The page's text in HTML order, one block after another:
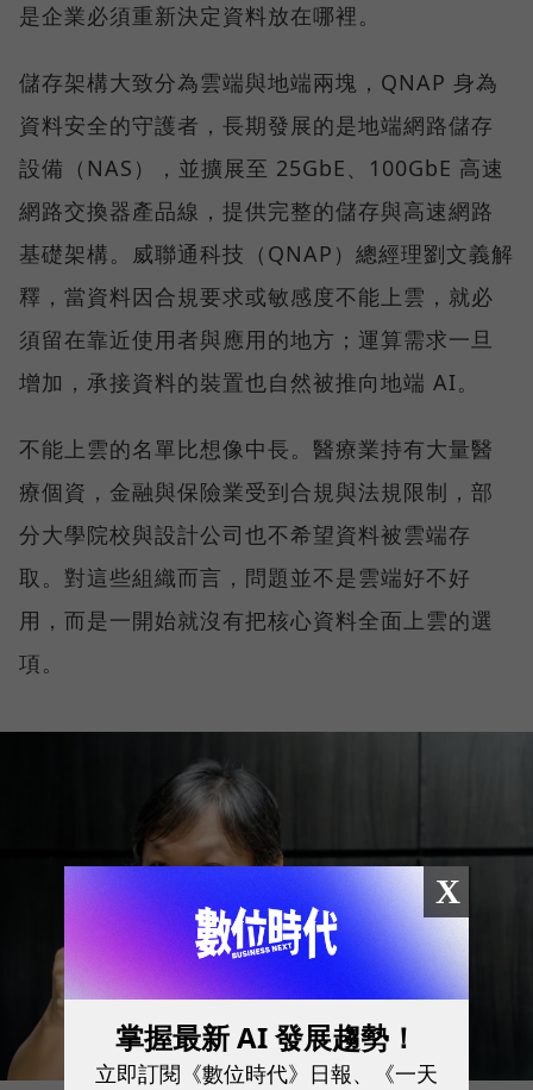
是企業必須重新決定資料放在哪裡。
儲存架構大致分為雲端與地端兩塊，QNAP 身為
資料安全的守護者，長期發展的是地端網路儲存
設備（NAS），並擴展至 25GbE、100GbE 高速
網路交換器產品線，提供完整的儲存與高速網路
基礎架構。威聯通科技（QNAP）總經理劉文義解
釋，當資料因合規要求或敏感度不能上雲，就必
須留在靠近使用者與應用的地方；運算需求一旦
增加，承接資料的裝置也自然被推向地端 AI。
不能上雲的名單比想像中長。醫療業持有大量醫
療個資，金融與保險業受到合規與法規限制，部
分大學院校與設計公司也不希望資料被雲端存
取。對這些組織而言，問題並不是雲端好不好
用，而是一開始就沒有把核心資料全面上雲的選
項。
X
掌握最新 AI 發展趨勢！
立即訂閱《數位時代》日報、《一天